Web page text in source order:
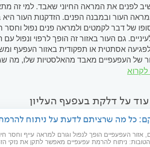
לפנים את המראה החיוני שאבד. למי זה
העור ובמבנה הפנים. הזדקנות העור
של דבר לקמטים ולמראה פנים נפול וחסר
גם העור באזור זה הופך לרפוי ונפול
לפגיעה אסתטית או תפקודית באזור העפעף
של העפעפיים מאבד מהאלסטיות שלו,
של העיניים: כך למשל, הרכבה ממושכת
על דלקת בעפעף העליון
כל מה שרציתם לדעת על ניתוח
אזור העפעפיים הופך לנפול וגורם למראה עייף וחסר
ניתוח להרמת עפעפיים מאפשר לתקן את נזקי